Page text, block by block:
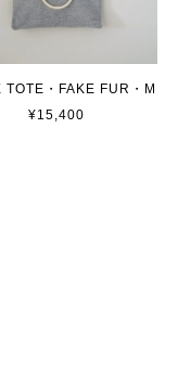
TOTE・FAKE FUR・M
¥15,400